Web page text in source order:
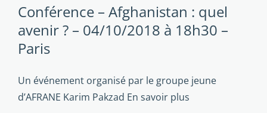
Conférence – Afghanistan : quel
avenir ? – 04/10/2018 à 18h30 –
Paris
Un événement organisé par le groupe jeune
d’AFRANE Karim Pakzad En savoir plus